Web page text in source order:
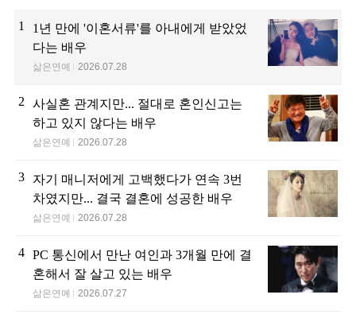
1
1년 만에 '이혼서류'를 아내에게 받았었
다는 배우
삶은연예 2026.07.28
2
사실혼 관계지만... 절대로 혼인신고는
하고 있지 않다는 배우
삶은연예 2026.07.28
3
자기 매니저에게 고백했다가 연속 3번
차였지만... 결국 결혼에 성공한 배우
삶은연예 2026.07.28
4 PC 통신에서 만난 여인과 3개월 만에 결
혼해서 잘 살고 있는 배우
삶은연예 2026.07.27